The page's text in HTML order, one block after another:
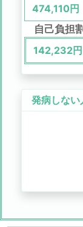
474,110円
自己負担
142,232円
発病しない